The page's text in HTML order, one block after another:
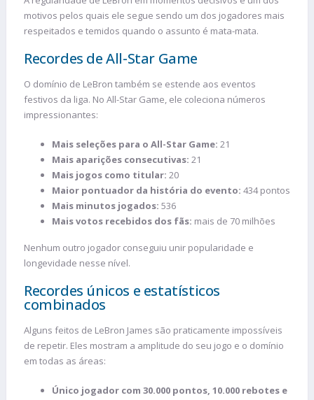
motivos pelos quais ele segue sendo um dos jogadores mais
respeitados e temidos quando o assunto é mata-mata.
Recordes de All-Star Game
O domínio de LeBron também se estende aos eventos
festivos da liga. No All-Star Game, ele coleciona números
impressionantes:
Mais seleções para o All-Star Game: 21
Mais aparições consecutivas: 21
Mais jogos como titular: 20
Maior pontuador da história do evento: 434 pontos
Mais minutos jogados: 536
Mais votos recebidos dos fãs: mais de 70 milhões
Nenhum outro jogador conseguiu unir popularidade e
longevidade nesse nível.
Recordes únicos e estatísticos
combinados
Alguns feitos de LeBron James são praticamente impossíveis
de repetir. Eles mostram a amplitude do seu jogo e o domínio
em todas as áreas:
Único jogador com 30.000 pontos, 10.000 rebotes e